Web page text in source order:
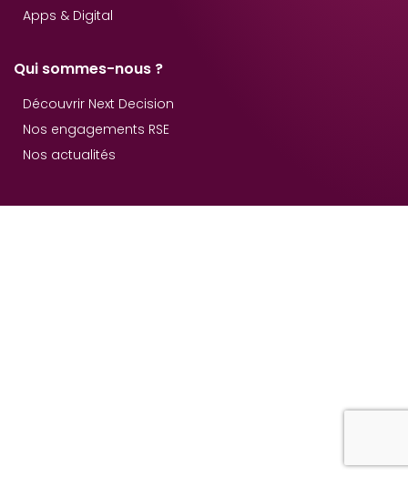
Apps & Digital
Qui sommes-nous ?
Découvrir Next Decision
Nos engagements RSE
Nos actualités